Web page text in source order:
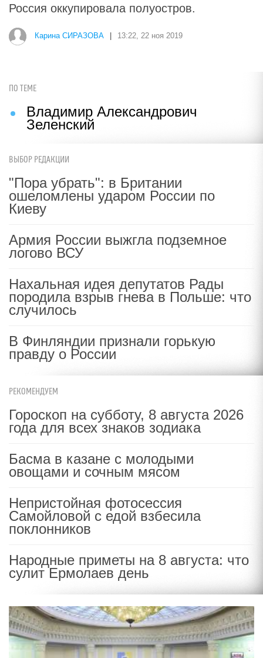
Россия оккупировала полуостров.
Карина СИРАЗОВА 13:22, 22 ноя 2019
ПО ТЕМЕ
Владимир Александрович
Зеленский
ВЫБОР РЕДАКЦИИ
"Пора убрать": в Британии
ошеломлены ударом России по
Киеву
Армия России выжгла подземное
логово ВСУ
Нахальная идея депутатов Рады
породила взрыв гнева в Польше: что
случилось
В Финляндии признали горькую
правду о России
РЕКОМЕНДУЕМ
Гороскоп на субботу, 8 августа 2026
года для всех знаков зодиака
Басма в казане с молодыми
овощами и сочным мясом
Непристойная фотосессия
Самойловой с едой взбесила
поклонников
Народные приметы на 8 августа: что
сулит Ермолаев день